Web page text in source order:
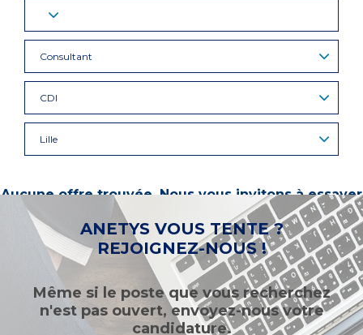
Consultant
CDI
Lille
Aucune offre trouvée. Nous vous invitons à essayer
d’autres mots-clés ou à sélectionner un « métier ».
ANETYS VOUS TENTE ?
REJOIGNEZ-NOUS !
Même si le poste que vous recherchez
n'est pas ouvert, envoyez-nous votre
candidature.